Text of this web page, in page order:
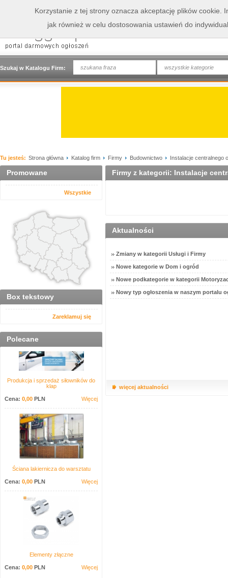
Szukaj w Katalogu Firm: wszystkie kategorie
Tu jesteś: Strona główna Katalog firm Firmy Budownictwo Instalacje centralnego
Promowane
Wszystkie
Box tekstowy
Zareklamuj się
Polecane
Produkcja i sprzedaż siłowników do
klap
Cena: 0,00 PLN Więcej
Ściana lakiernicza do warsztatu
Cena: 0,00 PLN Więcej
Elementy złączne
Cena: 0,00 PLN Więcej
Firmy z kategorii: Instalacje
Aktualności
Zmiany w kategorii Usługi i Firmy
Nowe kategorie w Dom i ogród
Nowe podkategorie w kategorii
Nowy typ ogłoszenia w naszym portalu
więcej aktualności
Korzystanie z tej strony oznacza akceptację plików cookie.
jak również w celu dostosowania ustawień do